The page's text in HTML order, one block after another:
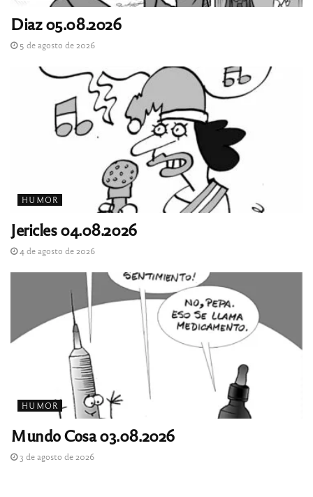
Diaz 05.08.2026
5 de agosto de 2026
HUMOR
Jericles 04.08.2026
4 de agosto de 2026
HUMOR
Mundo Cosa 03.08.2026
3 de agosto de 2026